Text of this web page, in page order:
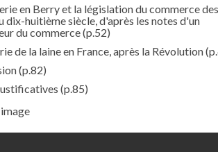
en Berry et la législation du commerce des
dix-huitième siècle, d'après les notes d'un
du commerce(p.52)
de la laine en France, après la Révolution
(p.82)
(p.85)